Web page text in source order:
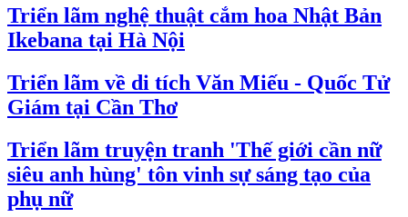
Triển lãm nghệ thuật cắm hoa Nhật Bản
Ikebana tại Hà Nội
Triển lãm về di tích Văn Miếu - Quốc Tử
Giám tại Cần Thơ
Triển lãm truyện tranh 'Thế giới cần nữ
siêu anh hùng' tôn vinh sự sáng tạo của
phụ nữ